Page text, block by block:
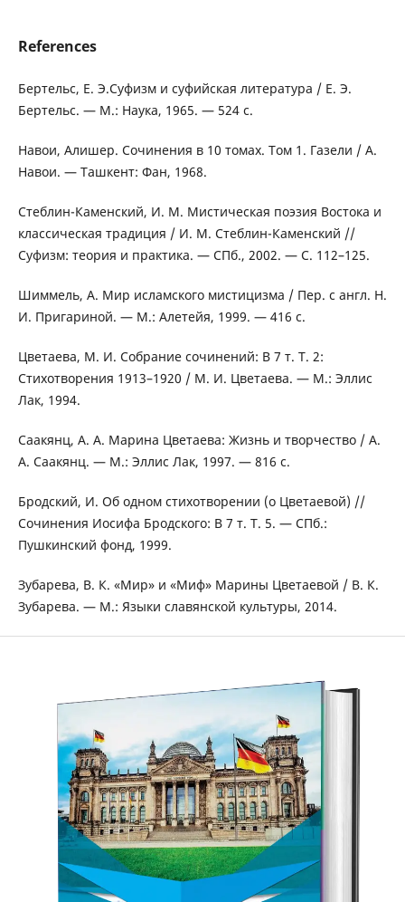
References
Бертельс, Е. Э.Суфизм и суфийская литература / Е. Э.
Бертельс. — М.: Наука, 1965. — 524 с.
Навои, Алишер. Сочинения в 10 томах. Том 1. Газели / А.
Навои. — Ташкент: Фан, 1968.
Стеблин-Каменский, И. М. Мистическая поэзия Востока и
классическая традиция / И. М. Стеблин-Каменский //
Суфизм: теория и практика. — СПб., 2002. — С. 112–125.
Шиммель, А. Мир исламского мистицизма / Пер. с англ. Н.
И. Пригариной. — М.: Алетейя, 1999. — 416 с.
Цветаева, М. И. Собрание сочинений: В 7 т. Т. 2:
Стихотворения 1913–1920 / М. И. Цветаева. — М.: Эллис
Лак, 1994.
Саакянц, А. А. Марина Цветаева: Жизнь и творчество / А.
А. Саакянц. — М.: Эллис Лак, 1997. — 816 с.
Бродский, И. Об одном стихотворении (о Цветаевой) //
Сочинения Иосифа Бродского: В 7 т. Т. 5. — СПб.:
Пушкинский фонд, 1999.
Зубарева, В. К. «Мир» и «Миф» Марины Цветаевой / В. К.
Зубарева. — М.: Языки славянской культуры, 2014.